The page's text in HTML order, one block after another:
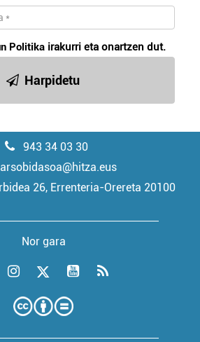
Politika irakurri eta onartzen dut.
Harpidetu
943 34 03 30
26, Errenteria-Orereta 20100
Nor gara